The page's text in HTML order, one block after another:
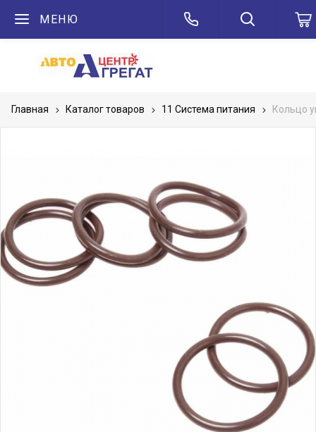
МЕНЮ
Главная Каталог товаров 11 Система питания Кольцо